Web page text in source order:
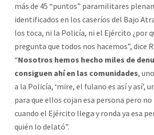
más de 45 “puntos” paramilitares
identificados en los caseríos del Bajo
los toca, ni la Policía, ni el Ejército ¿por
pregunta que todos nos hacemos”, dice
“Nosotros hemos hecho miles de
consiguen ahí en las comunidades,
a la Policía, ‘mire, el fulano es así y así’,
para que ellos cojan esa persona pero no
cuando el Ejército llega y ronda ya esa
quién lo delató”.